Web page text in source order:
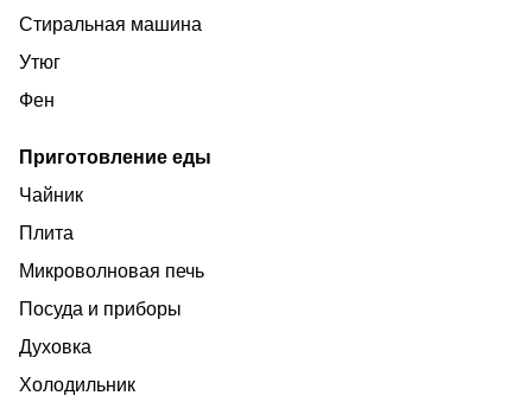
Стиральная машина
Утюг
Фен
Приготовление еды
Чайник
Плита
Микроволновая печь
Посуда и приборы
Духовка
Холодильник